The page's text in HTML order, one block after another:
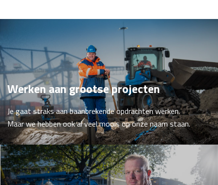
Werken aan grootse projecten
Je gaat straks aan baanbrekende opdrachten werken.
Maar we hebben ook al veel moois op onze naam staan.